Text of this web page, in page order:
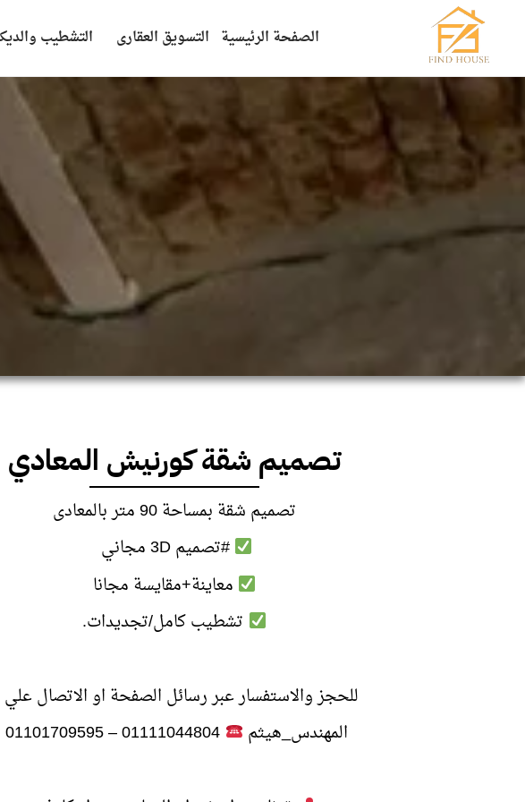
الصفحة الرئيسية التسويق العقارى التشطيب
تصميم شقة كورنيش المعادي
تصميم شقة بمساحة 90 متر بالمعادى
#تصميم 3D مجاني
معاينة+مقايسة مجانا
تشطيب كامل/تجديدات.
للحجز والاستفسار عبر رسائل الصفحة او الاتصال
المهندس_هيثم